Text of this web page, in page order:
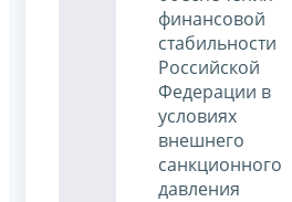
финансовой
стабильности
Российской
Федерации в
условиях
внешнего
санкционного
давления